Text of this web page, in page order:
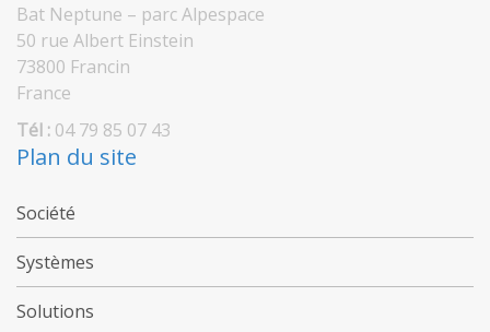
Bat Neptune – parc Alpespace
50 rue Albert Einstein
73800 Francin
France
Tél : 04 79 85 07 43
Plan du site
Société
Systèmes
Solutions